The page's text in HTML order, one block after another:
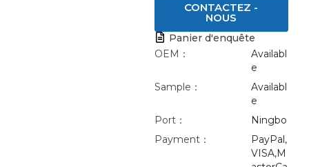
CONTACTEZ -
NOUS
Panier d'enquête
OEM：
Availabl
e
Sample：
Availabl
e
Port：
Ningbo
Payment：
PayPal,
VISA,M